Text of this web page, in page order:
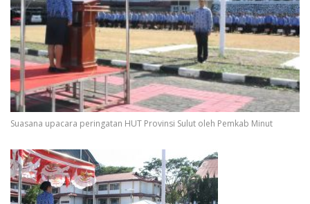
Suasana upacara peringatan HUT Provinsi Sulut oleh Pemkab Minut